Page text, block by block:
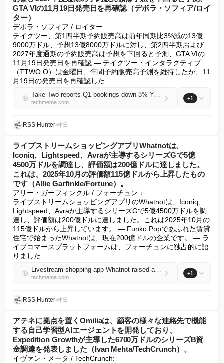
GTA VIの11月19日発売日を再確認（デボラ・ソフィア/ロイ
ター）
デボラ・ソフィア / ロイター:
テイクツー、第1四半期予約販売高は前年同期比3%減の13億
9000万ドル、予想13億8000万ドルに対し、第2四半期および
2027年度通期の予約販売高は予想を下回ると予測、GTA VIの
11月19日発売日を再確認 — テイクツー・インタラクティブ
（TTWO.O）は金曜日、年間予約販売高予測を維持したが、11
月19日の発売日を再確認した…
Take-Two reports Q1 bookings down 3% YoY to $1.39B, vs. $1.38B est., forecasts Q2 and FY 2027 bookings below est., reiterates GTA VI's November 19 launch date (Deborah Sophia/Reuters)
techmeme.com
+1
RSS Hunter•昨日
ライブストリームショッピングアプリWhatnotは、
Iconiq、Lightspeed、Avraが主導するシリーズGで5億
4500万ドルを調達し、評価額は200億ドルに達しました。
これは、2025年10月の評価額115億ドルから上昇したもの
です（Allie Garfinkle/Fortune）。
アリー・ガーフィンクル / フォーチュン：
ライブストリームショッピングアプリのWhatnotは、Iconiq、
Lightspeed、Avraが主導するシリーズGで5億4500万ドルを調
達し、評価額は200億ドルに達しました。これは2025年10月の
115億ドルから上昇しています。 — Funko Popであふれた賃貸
住宅で始まったWhatnotは、現在200億ドルの企業です。 — ラ
イブコマースプラットフォームは、フォーチュンに独占的に語
りました…
Livestream shopping app Whatnot raised a $545M Series G led by Iconiq, Lightspeed, and Avra at a $20B valuation, up from an $11.5B valuation in October 2025 (Allie Garfinkle/Fortune)
techmeme.com
+1
RSS Hunter•昨日
アテネに拠点を置くOmiliaは、顧客の様々な連絡先で機能
する自己学習型AIエージェントを開発しており、
Expedition Growthが主導した6700万ドルのシリーズB資
金調達を発表しました（Ivan Mehta/TechCrunch）。
イヴァン・メータ / TechCrunch: